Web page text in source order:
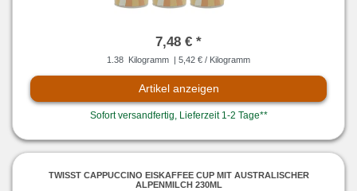
7,48 € *
1.38 Kilogramm | 5,42 € / Kilogramm
Artikel anzeigen
Sofort versandfertig, Lieferzeit 1-2 Tage**
TWISST CAPPUCCINO EISKAFFEE CUP MIT AUSTRALISCHER
ALPENMILCH 230ML